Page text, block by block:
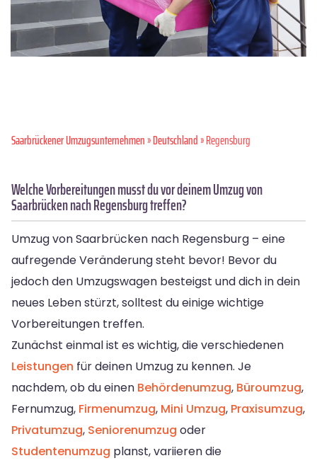
Saarbrückener Umzugsunternehmen»Deutschland» Regensburg
Welche Vorbereitungen musst du vor deinem Umzug von
Saarbrücken nach Regensburg treffen?
Umzug von Saarbrücken nach Regensburg – eine
aufregende Veränderung steht bevor! Bevor du
jedoch den Umzugswagen besteigst und dich in dein
neues Leben stürzt, solltest du einige wichtige
Vorbereitungen treffen.
Zunächst einmal ist es wichtig, die verschiedenen
Leistungen für deinen Umzug zu kennen. Je
nachdem, ob du einen Behördenumzug, Büroumzug,
Fernumzug, Firmenumzug, Mini Umzug, Praxisumzug,
Privatumzug, Seniorenumzug oder
Studentenumzug planst, variieren die